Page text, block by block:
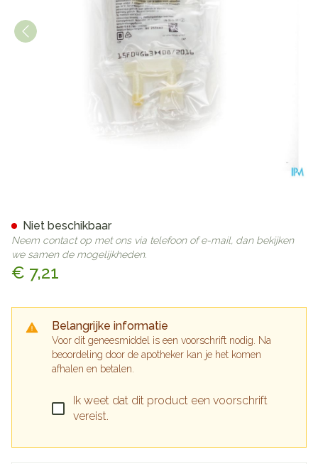
€ 7,21
Belangrijke informatie
Voor dit geneesmiddel is een voorschrift nodig. Na
beoordeling door de apotheker kan je het komen
afhalen en betalen.
Ik weet dat dit product een voorschrift
vereist.
Niet beschikbaar
Neem contact op met ons via telefoon of e-mail, dan bekijken
we samen de mogelijkheden.